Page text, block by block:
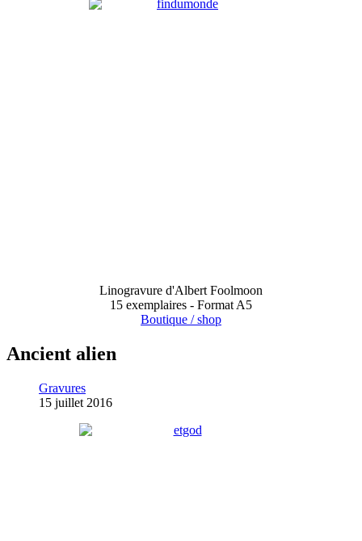
Linogravure d'Albert Foolmoon
15 exemplaires - Format A5
Boutique / shop
Ancient alien
Gravures
15 juillet 2016